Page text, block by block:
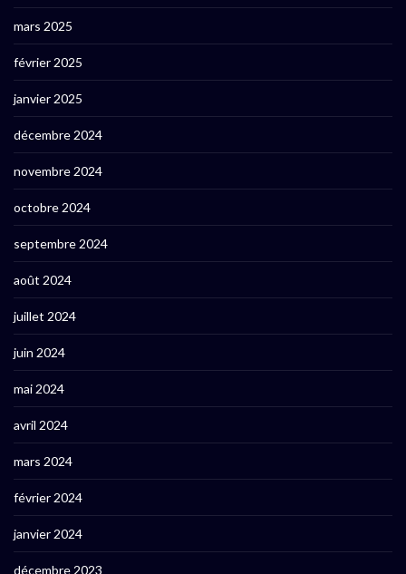
mars 2025
février 2025
janvier 2025
décembre 2024
novembre 2024
octobre 2024
septembre 2024
août 2024
juillet 2024
juin 2024
mai 2024
avril 2024
mars 2024
février 2024
janvier 2024
décembre 2023